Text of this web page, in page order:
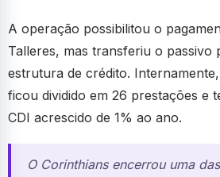
A operação possibilitou o
Talleres, mas transferiu o passivo
estrutura de crédito.
ficou dividido em 26 prestações e
CDI acrescido de 1% ao ano.
O Corinthians encerrou uma